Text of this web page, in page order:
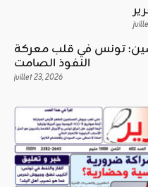
تونس في قلب معركة
النفوذ الصامت
juillet 23, 2026